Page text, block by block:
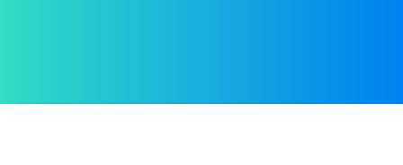
КАТЕГОРИЯ: